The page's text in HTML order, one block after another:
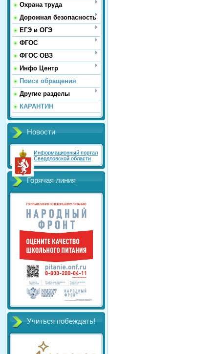
Охрана труда
Дорожная безопасность
ЕГЭ и ОГЭ
ФГОС
ФГОС ОВЗ
Инфо Центр
Поиск обращения
Другие разделы
КАРАНТИН
Новости
Информационный портал
Свердловской области
Горячая линия
Учиться побеждать!